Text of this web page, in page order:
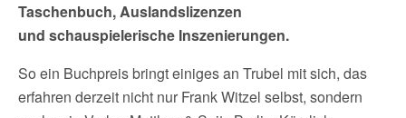
Taschenbuch, Auslandslizenzen
und schauspielerische Inszenierungen.
So ein Buchpreis bringt einiges an Trubel mit sich, das
erfahren derzeit nicht nur Frank Witzel selbst, sondern